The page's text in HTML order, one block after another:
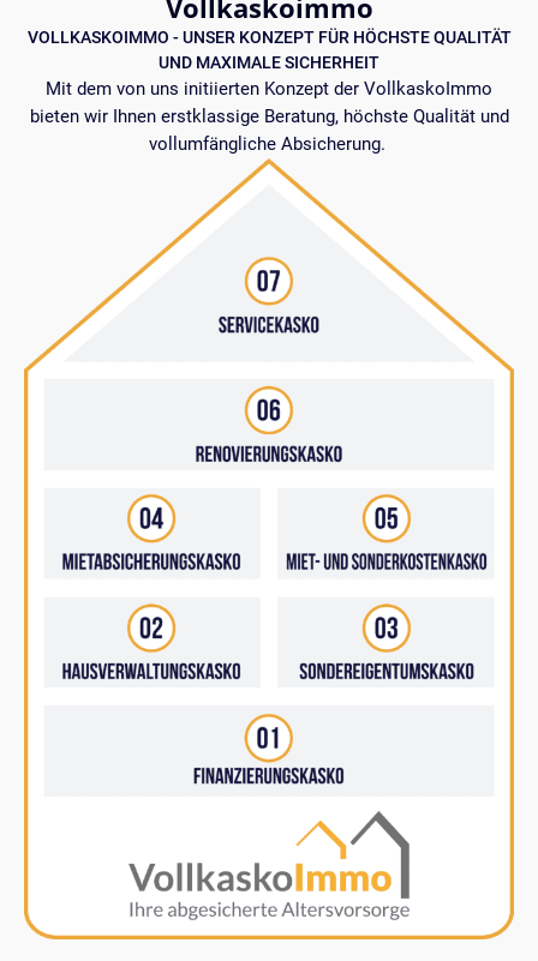
VOLLKASKOIMMO - UNSER KONZEPT FÜR HÖCHSTE QUALITÄT
UND MAXIMALE SICHERHEIT
Mit dem von uns initiierten Konzept der VollkaskoImmo
bieten wir Ihnen erstklassige Beratung, höchste Qualität und
vollumfängliche Absicherung.